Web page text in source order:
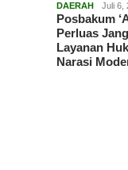
DAERAH Juli 6,
Posbakum
Perluas
Layanan
Narasi